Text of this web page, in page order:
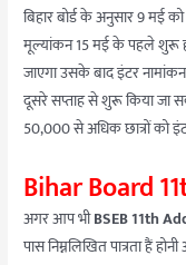
बिहार बोर्ड के अनुसार 9 मई
मूल्यांकन 15 मई के पहले शुरू
जाएगा उसके बाद इंटर
दूसरे सप्ताह से शुरू किया जा
50,000 से अधिक छात्रों को
Bihar Board
अगर आप भीBSEB 11th
पास निम्नलिखित पात्रता हैं